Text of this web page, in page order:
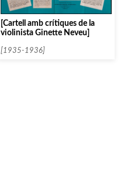
[Cartell amb crítiques de la
violinista Ginette Neveu]
[1935-1936]